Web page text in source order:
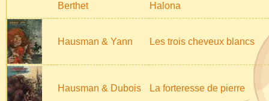
Berthet Halona
Hausman & Yann Les trois cheveux blancs
Hausman & Dubois La forteresse de pierre